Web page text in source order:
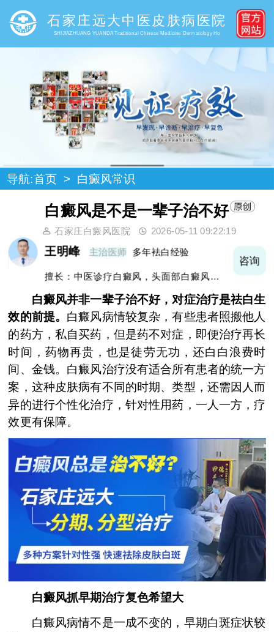
石家庄远大中医皮肤病医院
SHIJIAZHUANG YUANDA Traditional Chinese Medicine Dermatology Ho
导航:首页 > 白癜风常识
白癜风是不是一辈子治不好
石家庄白癜风医院 2026-05-11 09:22:19
王明峰 主治医师 多年袪白经验
擅长：中医诊疗白癜风，头面部白癜风，青
咨询
白癜风并非一辈子治不好，对症治疗是祛白生
效的前提。 白癜风病情较复杂，有些患者照搬他人
的药方，私自买药，但是药不对症，即便治疗再长
时间，药物再贵，也是徒劳无功，还白白浪费时
间、金钱。白癜风治疗没有适合所有患者的统一方
案，这种皮肤病有不同的时期、类型，还需因人而
异的进行个性化治疗，针对性用药，一人一方，疗
效更有保障。
白癜风抓早期治疗复色希望大
白癜风病情不是一成不变的，早期白斑症状较